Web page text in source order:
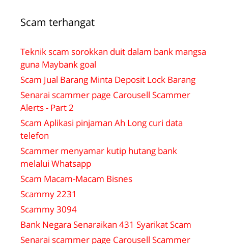
Scam terhangat
Teknik scam sorokkan duit dalam bank mangsa
guna Maybank goal
Scam Jual Barang Minta Deposit Lock Barang
Senarai scammer page Carousell Scammer
Alerts - Part 2
Scam Aplikasi pinjaman Ah Long curi data
telefon
Scammer menyamar kutip hutang bank
melalui Whatsapp
Scam Macam-Macam Bisnes
Scammy 2231
Scammy 3094
Bank Negara Senaraikan 431 Syarikat Scam
Senarai scammer page Carousell Scammer